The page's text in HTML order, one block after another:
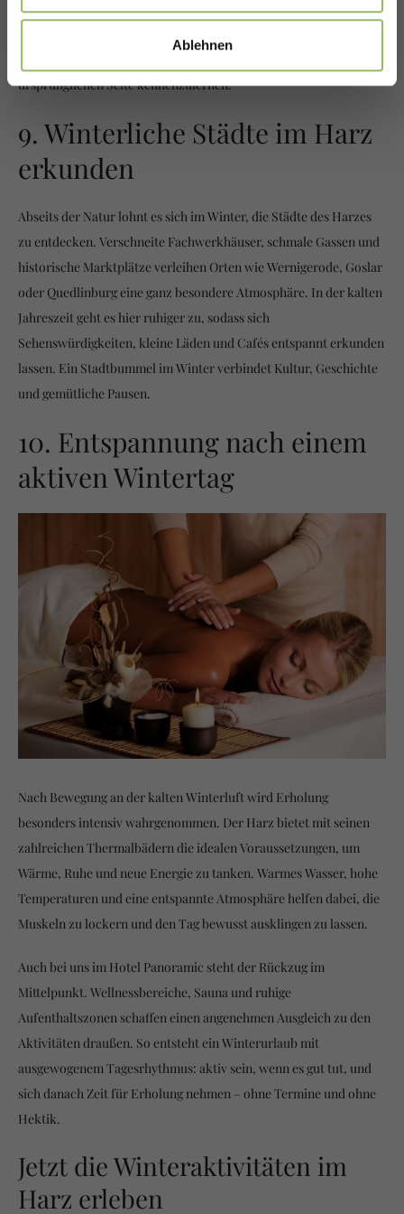
Ablehnen
diese Weise besonders entspannt genießen.
ursprünglichen Seite kennenzulernen.
9. Winterliche Städte im Harz
erkunden
Abseits der Natur lohnt es sich im Winter, die Städte des Harzes
zu entdecken. Verschneite Fachwerkhäuser, schmale Gassen und
historische Marktplätze verleihen Orten wie Wernigerode, Goslar
oder Quedlinburg eine ganz besondere Atmosphäre. In der kalten
Jahreszeit geht es hier ruhiger zu, sodass sich
Sehenswürdigkeiten, kleine Läden und Cafés entspannt erkunden
lassen. Ein Stadtbummel im Winter verbindet Kultur, Geschichte
und gemütliche Pausen.
10. Entspannung nach einem
aktiven Wintertag
Nach Bewegung an der kalten Winterluft wird Erholung
besonders intensiv wahrgenommen. Der Harz bietet mit seinen
zahlreichen Thermalbädern die idealen Voraussetzungen, um
Wärme, Ruhe und neue Energie zu tanken. Warmes Wasser, hohe
Temperaturen und eine entspannte Atmosphäre helfen dabei, die
Muskeln zu lockern und den Tag bewusst ausklingen zu lassen.
Auch bei uns im Hotel Panoramic steht der Rückzug im
Mittelpunkt. Wellnessbereiche, Sauna und ruhige
Aufenthaltszonen schaffen einen angenehmen Ausgleich zu den
Aktivitäten draußen. So entsteht ein Winterurlaub mit
ausgewogenem Tagesrhythmus: aktiv sein, wenn es gut tut, und
sich danach Zeit für Erholung nehmen – ohne Termine und ohne
Hektik.
Jetzt die Winteraktivitäten im
Harz erleben